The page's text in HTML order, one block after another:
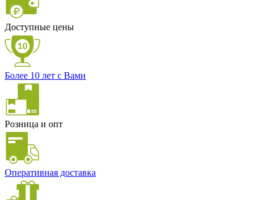
Доступные цены
Более 10 лет с Вами
Розница и опт
Оперативная доставка